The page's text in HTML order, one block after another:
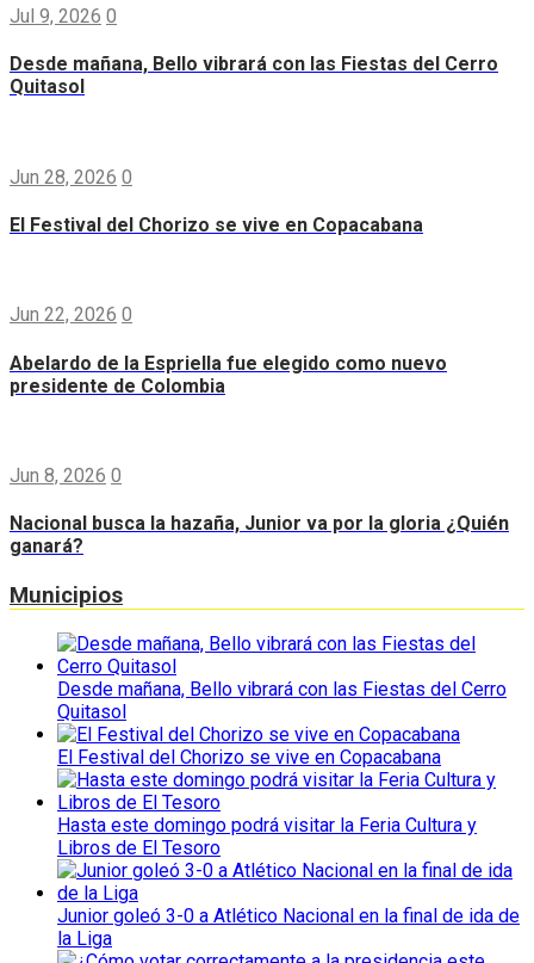
Jul 9, 2026 0
Desde mañana, Bello vibrará con las Fiestas del Cerro
Quitasol
Jun 28, 2026 0
El Festival del Chorizo se vive en Copacabana
Jun 22, 2026 0
Abelardo de la Espriella fue elegido como nuevo
presidente de Colombia
Jun 8, 2026 0
Nacional busca la hazaña, Junior va por la gloria ¿Quién
ganará?
Municipios
Desde mañana, Bello vibrará con las Fiestas del Cerro
Quitasol
El Festival del Chorizo se vive en Copacabana
Hasta este domingo podrá visitar la Feria Cultura y
Libros de El Tesoro
Junior goleó 3-0 a Atlético Nacional en la final de ida de
la Liga